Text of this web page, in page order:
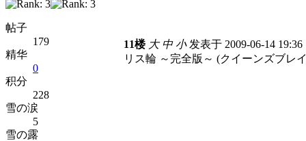
帖子
179
精华
0
积分
228
雪の涙
5
雪の露
11楼 大 中 小发表于 2009-06-14 19:36
リス輪 ～完全版～ (クイーンズブレ